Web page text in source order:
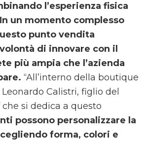
l’esperienza fisica
un momento complesso
punto vendita
di innovare con il
più ampia che l’azienda
“All’interno della boutique
Calistri, figlio del
si dedica a questo
possono personalizzare la
forma, colori e